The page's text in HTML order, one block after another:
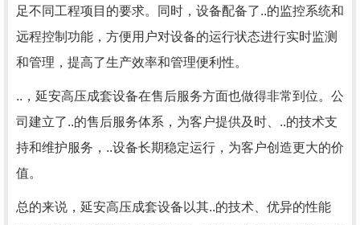
足不同工程项目的要求。同时，设备配备了..的监控系统和
远程控制功能，方便用户对设备的运行状态进行实时监测
和管理，提高了生产效率和管理便利性。
..，延安高压成套设备在售后服务方面也做得非常到位。公
司建立了..的售后服务体系，为客户提供及时、..的技术支
持和维护服务，..设备长期稳定运行，为客户创造更大的价
值。
总的来说，延安高压成套设备以其..的技术、优异的性能